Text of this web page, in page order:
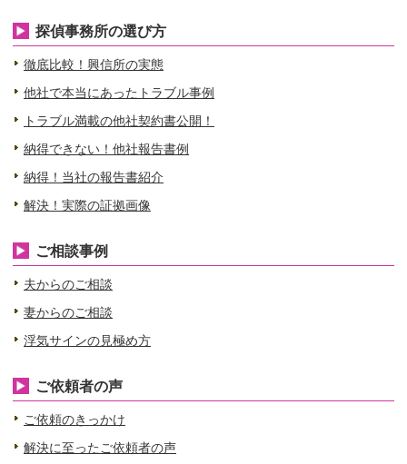
探偵事務所の選び方
徹底比較！興信所の実態
他社で本当にあったトラブル事例
トラブル満載の他社契約書公開！
納得できない！他社報告書例
納得！当社の報告書紹介
解決！実際の証拠画像
ご相談事例
夫からのご相談
妻からのご相談
浮気サインの見極め方
ご依頼者の声
ご依頼のきっかけ
解決に至ったご依頼者の声